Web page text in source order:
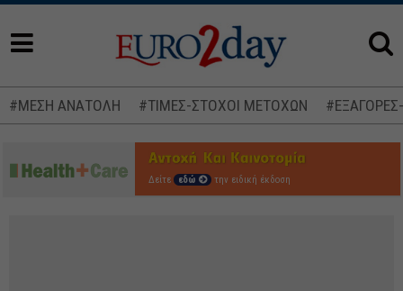
#ΜΕΣΗ ΑΝΑΤΟΛΗ #ΤΙΜΕΣ-ΣΤΟΧΟΙ ΜΕΤΟΧΩΝ
Δείτε εδώ την ειδική έκδοση